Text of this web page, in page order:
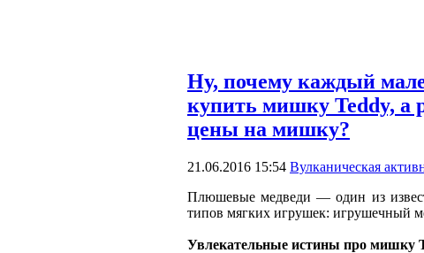
Ну, почему каждый
купить мишку Teddy, а
цены на мишку?
21.06.2016 15:54 Вулканическая
Плюшевые медведи — один из
типов мягких игрушек: игрушечный
Увлекательные истины про мишку